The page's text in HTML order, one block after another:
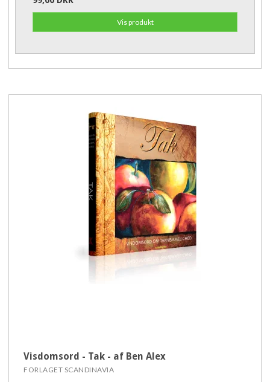
Vis produkt
Visdomsord - Tak - af Ben Alex
FORLAGET SCANDINAVIA